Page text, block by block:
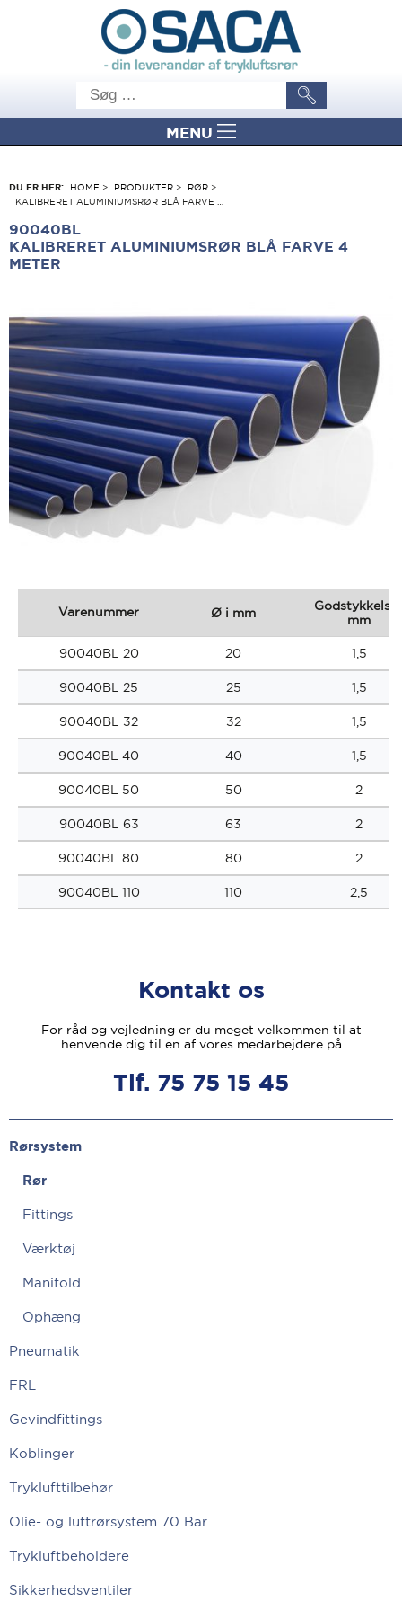
MENU
DU ER HER: HOME > PRODUKTER > RØR >
KALIBRERET ALUMINIUMSRØR BLÅ FARVE …
90040BL
KALIBRERET ALUMINIUMSRØR BLÅ FARVE 4
METER
Varenummer Ø i mm
Godstykkelse
mm
90040BL 20 20 1,5
90040BL 25 25 1,5
90040BL 32 32 1,5
90040BL 40 40 1,5
90040BL 50 50 2
90040BL 63 63 2
90040BL 80 80 2
90040BL 110 110 2,5
Kontakt os
For råd og vejledning er du meget velkommen til at
henvende dig til en af vores medarbejdere på
Tlf. 75 75 15 45
Rørsystem
Rør
Fittings
Værktøj
Manifold
Ophæng
Pneumatik
FRL
Gevindfittings
Koblinger
Tryklufttilbehør
Olie- og luftrørsystem 70 Bar
Trykluftbeholdere
Sikkerhedsventiler